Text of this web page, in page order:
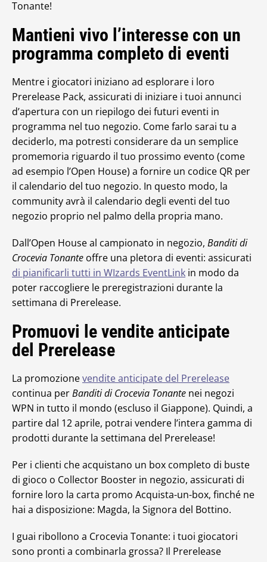
Tonante!
Mantieni vivo l’interesse con un
programma completo di eventi
Mentre i giocatori iniziano ad esplorare i loro
Prerelease Pack, assicurati di iniziare i tuoi annunci
d’apertura con un riepilogo dei futuri eventi in
programma nel tuo negozio. Come farlo sarai tu a
deciderlo, ma potresti considerare da un semplice
promemoria riguardo il tuo prossimo evento (come
ad esempio l’Open House) a fornire un codice QR per
il calendario del tuo negozio. In questo modo, la
community avrà il calendario degli eventi del tuo
negozio proprio nel palmo della propria mano.
Dall’Open House al campionato in negozio, Banditi di
Crocevia Tonante offre una pletora di eventi: assicurati
di pianificarli tutti in WIzards EventLink in modo da
poter raccogliere le preregistrazioni durante la
settimana di Prerelease.
Promuovi le vendite anticipate
del Prerelease
La promozionevendite anticipate del Prerelease
continua perBanditi di Crocevia Tonante nei negozi
WPN in tutto il mondo (escluso il Giappone). Quindi, a
partire dal 12 aprile, potrai vendere l’intera gamma di
prodotti durante la settimana del Prerelease!
Per i clienti che acquistano un box completo di buste
di gioco o Collector Booster in negozio, assicurati di
fornire loro la carta promo Acquista-un-box, finché ne
hai a disposizione: Magda, la Signora del Bottino.
I guai ribollono a Crocevia Tonante: i tuoi giocatori
sono pronti a combinarla grossa? Il Prerelease